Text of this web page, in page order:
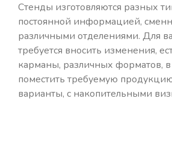
Стенды изготовляются разных
постоянной информацией,
различными отделениями. Для
требуется вносить изменения,
карманы, различных форматов,
поместить требуемую
варианты, с накопительными